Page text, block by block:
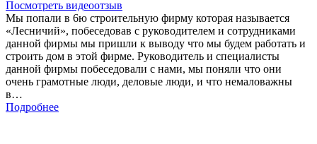
Посмотреть видеоотзыв
Мы попали в 6ю строительную фирму которая называется
«Лесничий», побеседовав с руководителем и сотрудниками
данной фирмы мы пришли к выводу что мы будем работать и
строить дом в этой фирме. Руководитель и специалисты
данной фирмы побеседовали с нами, мы поняли что они
очень грамотные люди, деловые люди, и что немаловажны
в…
Подробнее